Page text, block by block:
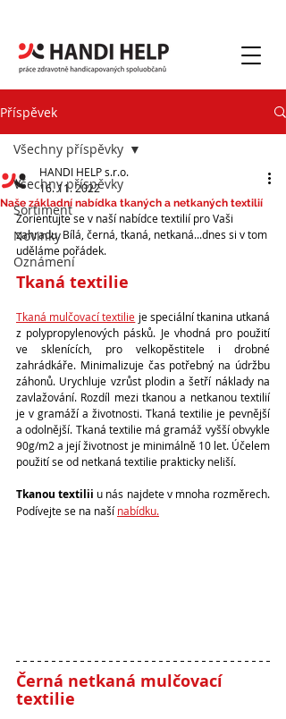
Příspěvek
Všechny příspěvky
Sortiment
Novinky
Oznámení
Všechny příspěvky
Naše základní nabídka tkaných a netkaných textilií
HANDI HELP s.r.o.
16. 11. 2022
Zorientujte se v naší nabídce textilií pro Vaši
zahradu. Bílá, černá, tkaná, netkaná...dnes si v tom
uděláme pořádek.
Tkaná textilie
Tkaná mulčovací textilie je speciální tkanina utkaná
z polypropylenových pásků. Je vhodná pro použití
ve sklenících, pro velkopěstitele i drobné
zahrádkáře. Minimalizuje čas potřebný na údržbu
záhonů. Urychluje vzrůst plodin a šetří náklady na
zavlažování. Rozdíl mezi tkanou a netkanou textilií
je v gramáží a životnosti. Tkaná textilie je pevnější
a odolnější. Tkaná textilie má gramáž vyšší obvykle
90g/m2 a její životnost je minimálně 10 let. Účelem
použití se od netkaná textilie prakticky neliší.
Tkanou textilii u nás najdete v mnoha rozměrech.
Podívejte se na naší nabídku.
Černá netkaná mulčovací
textilie